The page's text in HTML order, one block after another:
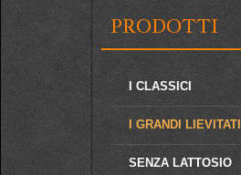
PRODOTTI
I CLASSICI
I GRANDI LIEVITATI
SENZA LATTOSIO